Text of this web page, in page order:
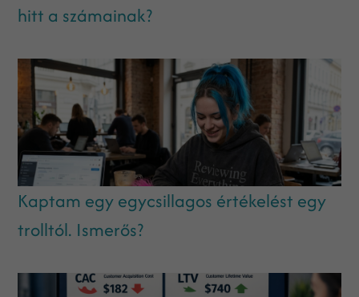
hitt a számainak?
Kaptam egy egycsillagos értékelést egy
trolltól. Ismerős?